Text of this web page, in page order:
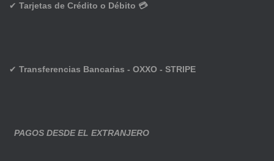
✔ Tarjetas de Crédito o Débito 💳
✔ Transferencias Bancarias - OXXO - STRIPE
PAGOS DESDE EL EXTRANJERO